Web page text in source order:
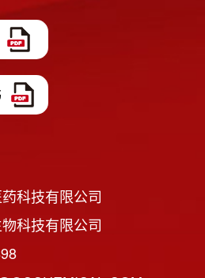
科技有限公司
科技有限公司